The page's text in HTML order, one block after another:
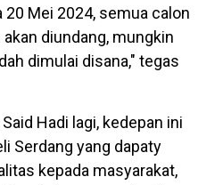
20 Mei 2024, semua calon
akan diundang, mungkin
dimulai disana," tegas
Hadi lagi, kedepan ini
Serdang yang dapaty
kepada masyarakat,